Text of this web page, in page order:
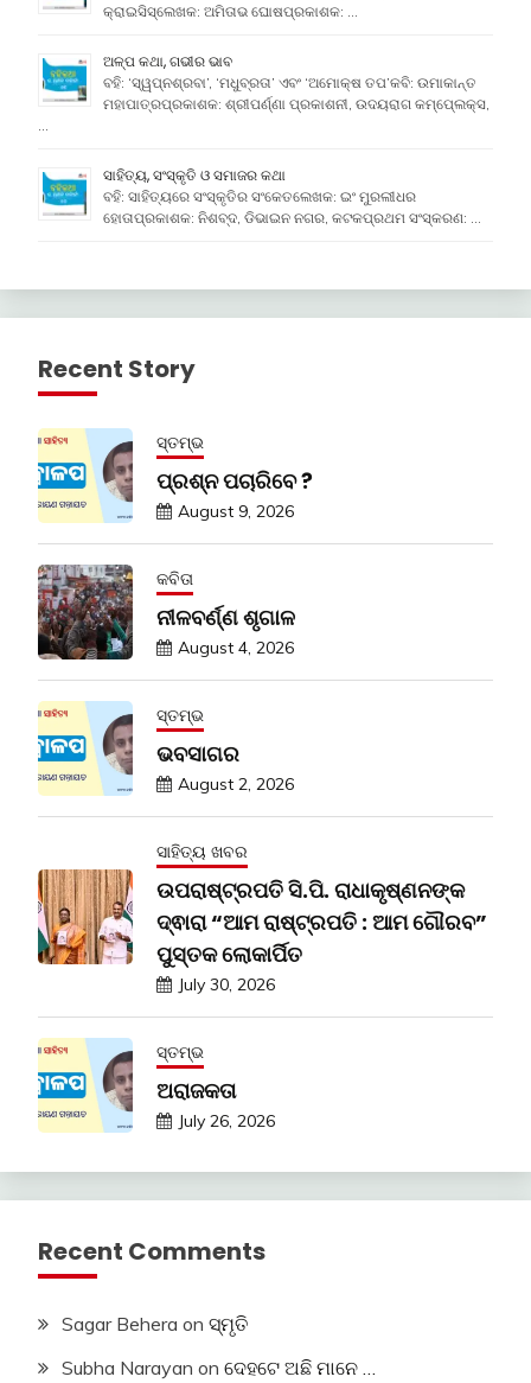
କ୍ରାଇସିସ୍ଲେଖକ: ଅମିତାଭ ଘୋଷପ୍ରକାଶକ: …
ଅଳ୍ପ କଥା, ଗଭୀର ଭାବ
ବହି: ‘ସ୍ୱପ୍ନଶ୍ରବା’, ‘ମଧୁବ୍ରତା’ ଏବଂ ‘ଅମୋକ୍ଷ ତପ’କବି: ଉମାକାନ୍ତ
ମହାପାତ୍ରପ୍ରକାଶକ: ଶ୍ରୀପର୍ଣ୍ଣା ପ୍ରକାଶନୀ, ଉଦୟରାଗ କମ୍ପେ୍ଲକ୍ସ,
ସାହିତ୍ୟ, ସଂସ୍କୃତି ଓ ସମାଜର କଥା
ବହି: ସାହିତ୍ୟରେ ସଂସ୍କୃତିର ସଂକେତଲେଖକ: ଇଂ ମୁରଲୀଧର
ହୋତାପ୍ରକାଶକ: ନିଶବ୍ଦ, ଡିଭାଇନ ନଗର, କଟକପ୍ରଥମ ସଂସ୍କରଣ: …
Recent Story
ସ୍ତମ୍ଭ
ପ୍ରଶ୍ନ ପଚାରିବେ ?
August 9, 2026
କବିତା
ନୀଳବର୍ଣ୍ଣ ଶୃଗାଳ
August 4, 2026
ସ୍ତମ୍ଭ
ଭବସାଗର
August 2, 2026
ସାହିତ୍ୟ ଖବର
ଉପରାଷ୍ଟ୍ରପତି ସି.ପି. ରାଧାକୃଷ୍ଣନଙ୍କ
ଦ୍ଵାରା “ଆମ ରାଷ୍ଟ୍ରପତି : ଆମ ଗୌରବ”
ପୁସ୍ତକ ଲୋକାର୍ପିତ
July 30, 2026
ସ୍ତମ୍ଭ
ଅରାଜକତା
July 26, 2026
Recent Comments
Sagar Behera on ସ୍ମୃତି
Subha Narayan on ଦେହଟେ ଅଛି ମାନେ …